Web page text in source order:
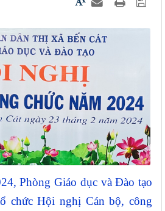
Phòng Giáo dục và Đào tạo
chức Hội nghị Cán bộ, công